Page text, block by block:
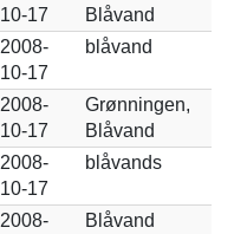
10-17
Blåvand
2008-
10-17
blåvand
2008-
10-17
Grønningen,
Blåvand
2008-
10-17
blåvands
2008-
Blåvand